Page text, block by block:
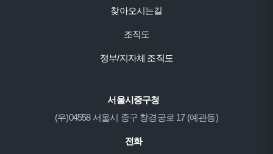
찾아오시는길
조직도
정부/지자체 조직도
서울시중구청
(우)04558 서울시 중구 창경궁로 17 (예관동)
전화